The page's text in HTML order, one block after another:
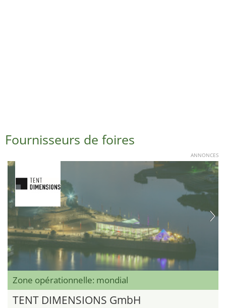
Fournisseurs de foires
ANNONCES
Zone opérationnelle: mondial
TENT DIMENSIONS GmbH